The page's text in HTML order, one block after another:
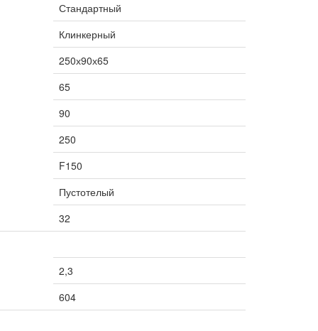
Стандартный
Клинкерный
250х90х65
65
90
250
F150
Пустотелый
32
2,3
604